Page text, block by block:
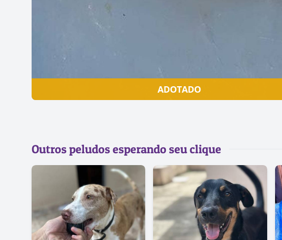
ADOTADO
Outros peludos esperando seu clique